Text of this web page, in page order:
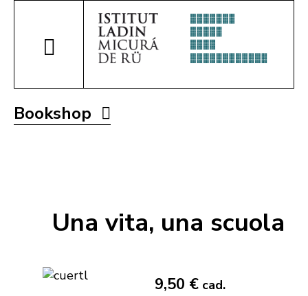
Bookshop
Una vita, una scuola
9,50 € cad.